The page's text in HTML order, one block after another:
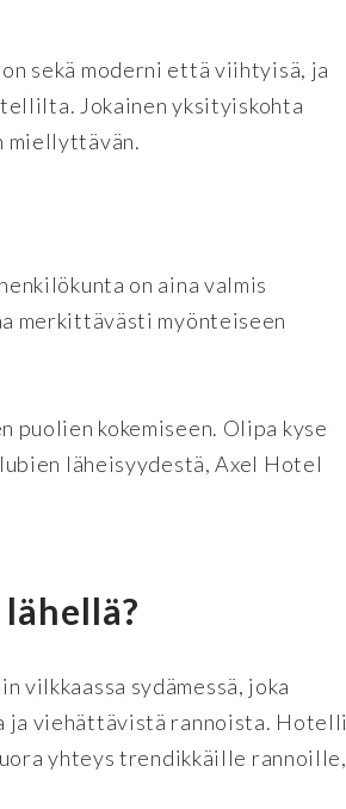
sekä moderni että viihtyisä, ja
Jokainen yksityiskohta
miellyttävän.
on aina valmis
merkittävästi myönteiseen
kokemiseen. Olipa kyse
läheisyydestä, Axel Hotel
vilkkaassa sydämessä, joka
ja viehättävistä rannoista. Hotelli
yhteys trendikkäille rannoille,